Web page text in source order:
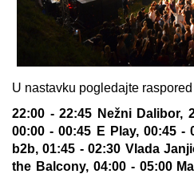
U nastavku pogledajte
22:00 - 22:45 Nežni Dalibor,
00:00 - 00:45 E Play, 00:45
b2b, 01:45 - 02:30 Vlada
the Balcony, 04:00 - 05:00